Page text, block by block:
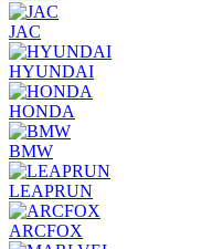
JAC
HYUNDAI
HONDA
BMW
LEAPRUN
ARCFOX